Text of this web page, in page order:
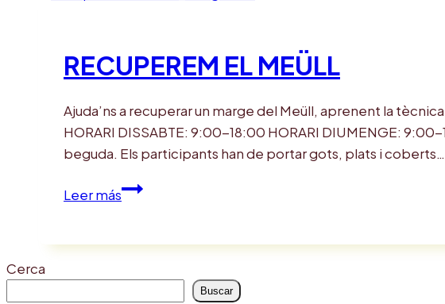
Geoparques
Europeos
el
Geoparque
Mundial
UNESCO
Orígens!
RECUPEREM EL MEÜLL
Ajuda’ns a recuperar un marge del Meüll, aprenent la
HORARI DISSABTE: 9:00-18:00 HORARI DIUMENGE:
beguda. Els participants han de portar gots, plats i
Leer másRECUPEREM
Cerca
Buscar